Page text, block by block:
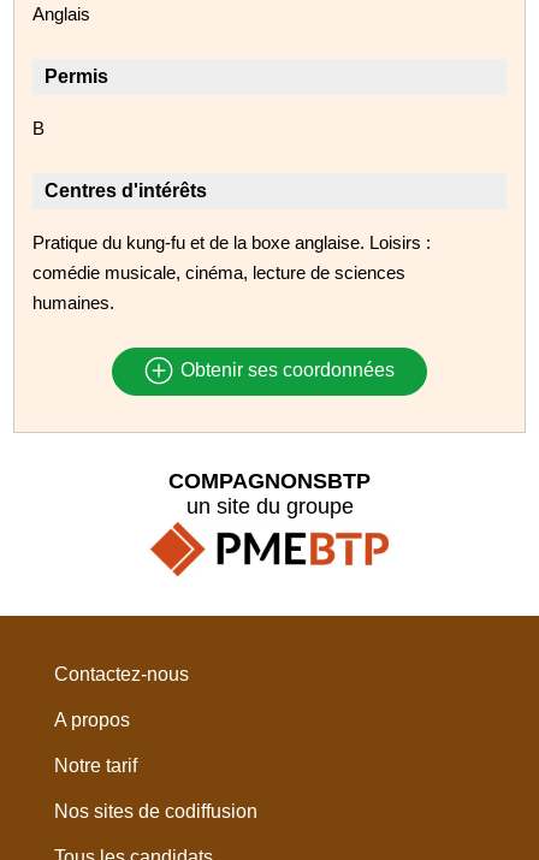
Anglais
Permis
B
Centres d'intérêts
Pratique du kung-fu et de la boxe anglaise. Loisirs :
comédie musicale, cinéma, lecture de sciences
humaines.
Obtenir ses coordonnées
COMPAGNONSBTP
un site du groupe
Contactez-nous
A propos
Notre tarif
Nos sites de codiffusion